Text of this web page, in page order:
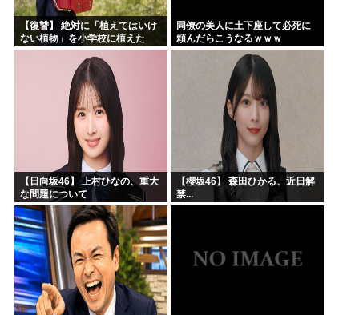
【復讐】 絶対に「植えてはいけ
ない植物」を小学校に植えた
→20年経って見に行くと…
「！？」衝撃の光景が・・・
同僚の美人に土下座して必死に
頼んだらこうなるｗｗｗ
【日向坂46】 上村ひなの、重大
な問題について
【櫻坂46】 森田ひかる、近日解
禁...